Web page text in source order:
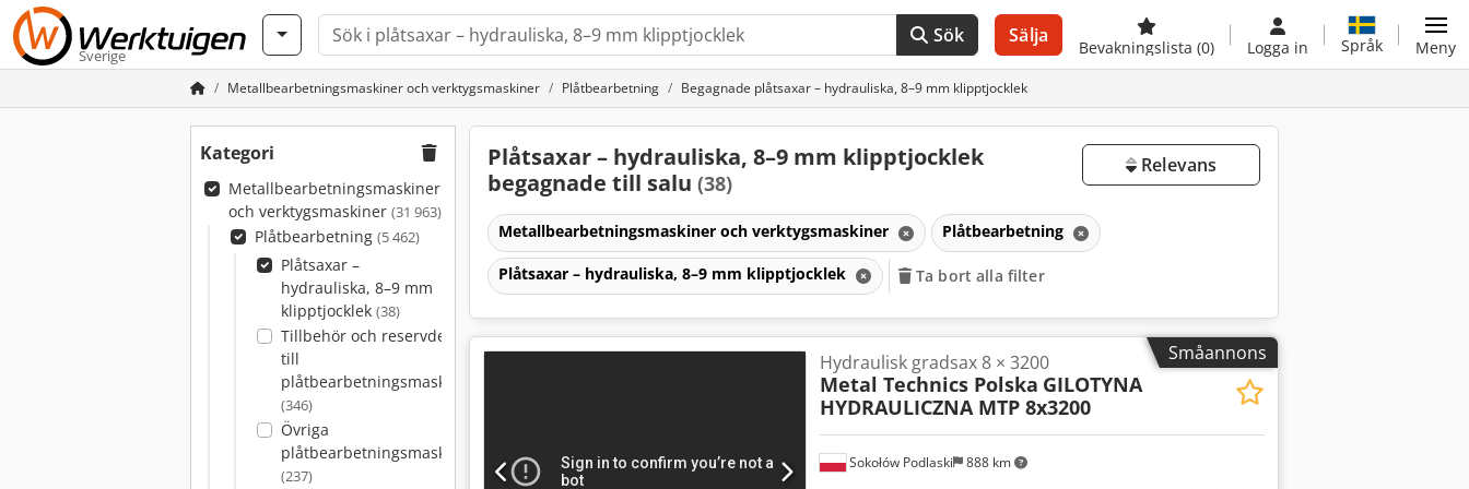
Sverige
Sök Sälja
Bevakningslista (0) Logga in Språk Meny
Metallbearbetningsmaskiner och verktygsmaskiner Plåtbearbetning Begagnade plåtsaxar – hydrauliska, 8–9 mm klipptjocklek
Kategori
Metallbearbetningsmaskiner
och verktygsmaskiner (31 963)
Plåtbearbetning (5 462)
Plåtsaxar –
hydrauliska, 8–9 mm
klipptjocklek (38)
Tillbehör och reservdelar
till
plåtbearbetningsmaskiner
(346)
Övriga
plåtbearbetningsmaskiner
(237)
Plåtsaxar – hydrauliska, 8–9 mm klipptjocklek
begagnade till salu (38)
Relevans
Metallbearbetningsmaskiner och verktygsmaskiner Plåtbearbetning
Plåtsaxar – hydrauliska, 8–9 mm klipptjocklek Ta bort alla filter
Småannons
Sokołów Podlaski 888 km
Hydraulisk gradsax 8 × 3200
Metal Technics Polska GILOTYNA
HYDRAULICZNA MTP 8x3200